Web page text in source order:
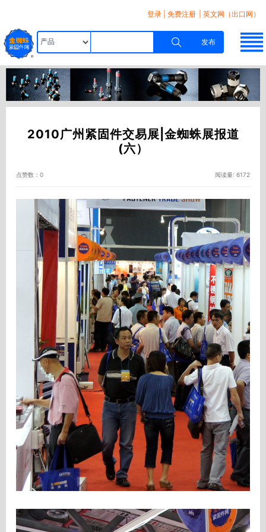
登录 免费注册 | 英文网（出口网）
发布
2010广州紧固件交易展|金蜘蛛展报道
(六）
点赞数：0 阅读量: 6172